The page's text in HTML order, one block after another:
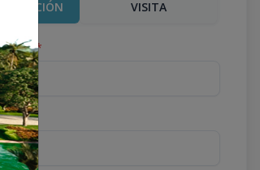
VISITA
*